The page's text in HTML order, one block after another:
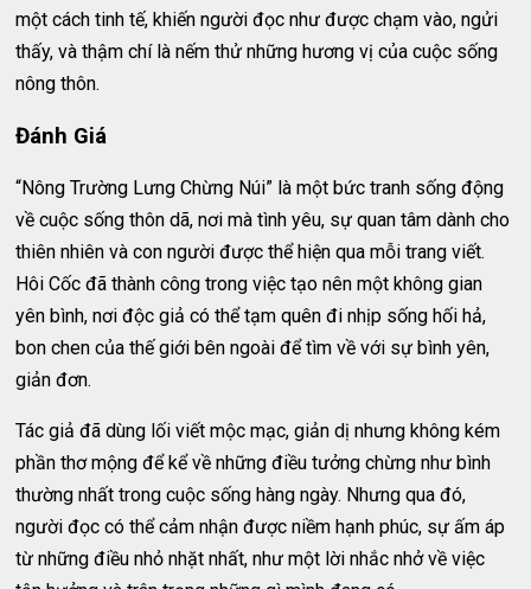
một cách tinh tế, khiến người đọc như được chạm vào, ngửi
thấy, và thậm chí là nếm thử những hương vị của cuộc sống
nông thôn.
Đánh Giá
“Nông Trường Lưng Chừng Núi” là một bức tranh sống động
về cuộc sống thôn dã, nơi mà tình yêu, sự quan tâm dành cho
thiên nhiên và con người được thể hiện qua mỗi trang viết.
Hôi Cốc đã thành công trong việc tạo nên một không gian
yên bình, nơi độc giả có thể tạm quên đi nhịp sống hối hả,
bon chen của thế giới bên ngoài để tìm về với sự bình yên,
giản đơn.
Tác giả đã dùng lối viết mộc mạc, giản dị nhưng không kém
phần thơ mộng để kể về những điều tưởng chừng như bình
thường nhất trong cuộc sống hàng ngày. Nhưng qua đó,
người đọc có thể cảm nhận được niềm hạnh phúc, sự ấm áp
từ những điều nhỏ nhặt nhất, như một lời nhắc nhở về việc